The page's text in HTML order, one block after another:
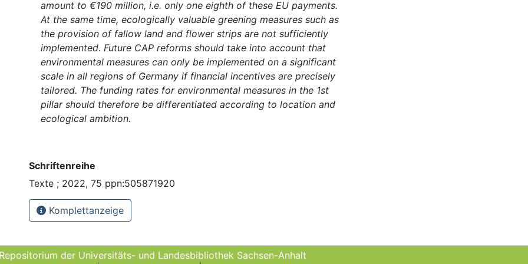
amount to €190 million, i.e. only one eighth of these EU payments.
At the same time, ecologically valuable greening measures such as
the provision of fallow land and flower strips are not sufficiently
implemented. Future CAP reforms should take into account that
environmental measures can only be implemented on a significant
scale in all regions of Germany if financial incentives are precisely
tailored. The funding rates for environmental measures in the 1st
pillar should therefore be differentiated according to location and
ecological ambition.
Schriftenreihe
Texte ; 2022, 75 ppn:505871920
Komplettanzeige
der Universitäts- und Landes­bibliothek Sachsen-Anhalt